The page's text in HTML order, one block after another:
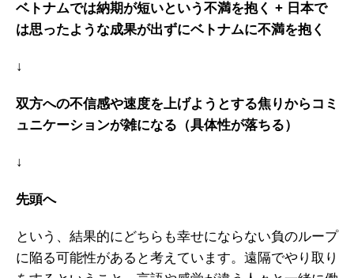
ベトナムでは納期が短いという不満を抱く + 日本で
は思ったような成果が出ずにベトナムに不満を抱く
↓
双方への不信感や速度を上げようとする焦りからコミ
ュニケーションが雑になる（具体性が落ちる）
↓
先頭へ
という、結果的にどちらも幸せにならない負のループ
に陥る可能性があると考えています。遠隔でやり取り